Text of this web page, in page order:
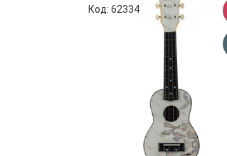
Код: 62334